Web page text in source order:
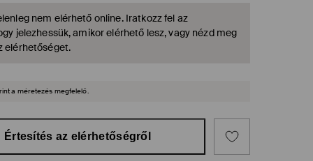
nem elérhető online. Iratkozz fel az
jelezhessük, amikor elérhető lesz, vagy nézd meg
elérhetőséget.
a méretezés megfelelő.
Értesítés az elérhetőségről